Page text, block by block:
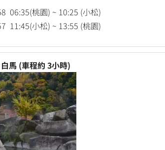
06:35(桃園) ~ 10:25 (小松)
11:45(小松) ~ 13:55 (桃園)
馬 (車程約 3小時)